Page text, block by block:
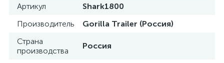
Артикул
Shark1800
Производитель
Gorilla Trailer (Россия)
Страна
производства
Россия